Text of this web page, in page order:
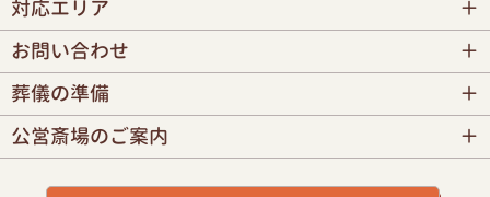
対応エリア
お問い合わせ
葬儀の準備
公営斎場のご案内